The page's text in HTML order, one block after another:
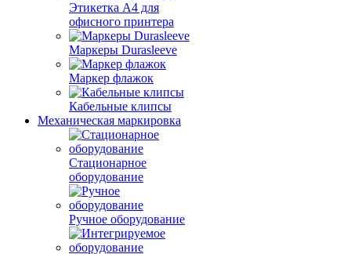
Этикетка А4 для
офисного принтера
Маркеры Durasleeve
Маркер флажок
Кабельные клипсы
Механическая маркировка
Стационарное
оборудование
Ручное оборудование